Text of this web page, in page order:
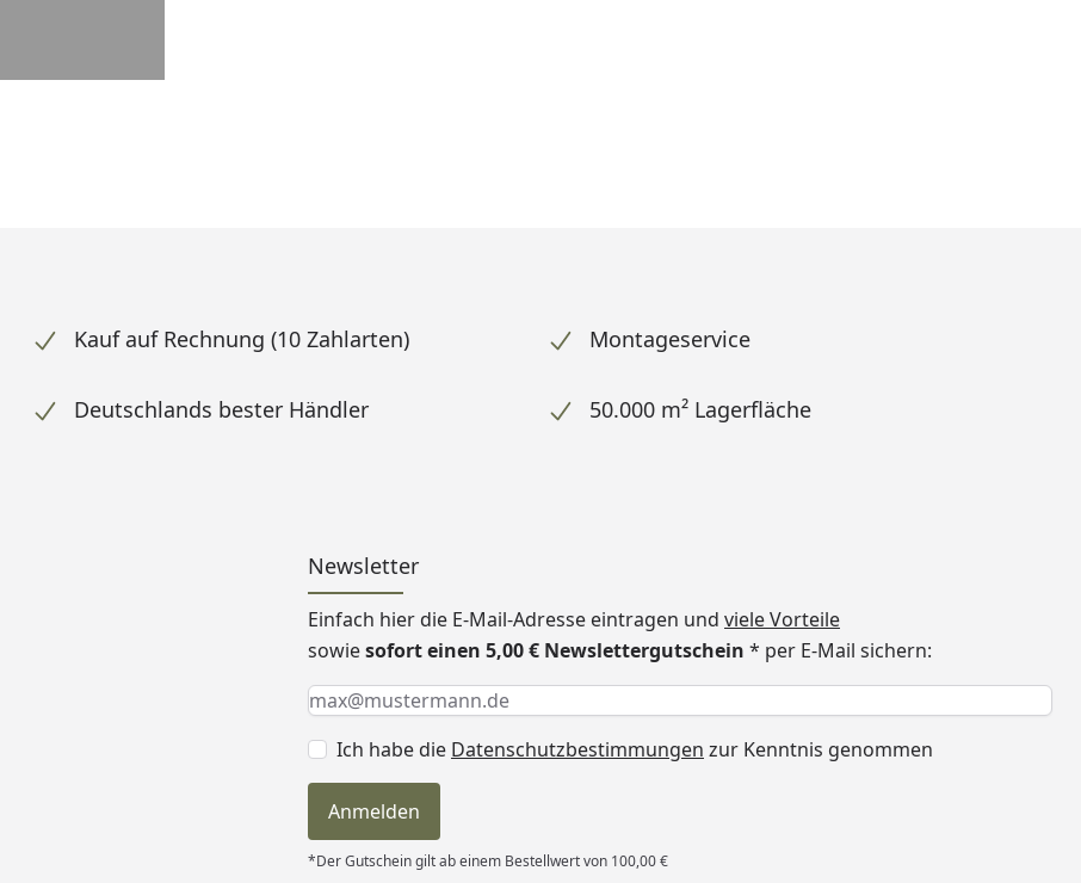
Kauf auf Rechnung (10 Zahlarten) Montageservice
Deutschlands bester Händler 50.000 m² Lagerfläche
Newsletter
Einfach hier die E-Mail-Adresse eintragen und viele Vorteile
sowiesofort einen 5,00 € Newslettergutschein * per E-Mail sichern:
Keine Eingabe erforderlich
Eingabe erforderlich
E-Mail *
Ich habe die Datenschutzbestimmungen zur Kenntnis genommen
Anmelden
*Der Gutschein gilt ab einem Bestellwert von 100,00 €